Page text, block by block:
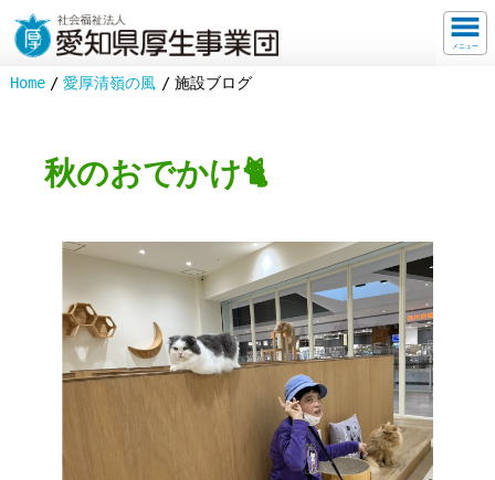
メニュー
Home 愛厚清嶺の風 施設ブログ
秋のおでかけ🐈